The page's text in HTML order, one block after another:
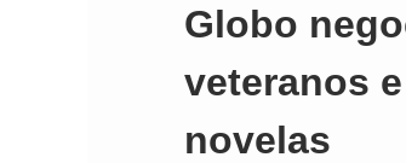
Globo
veteranos
novelas